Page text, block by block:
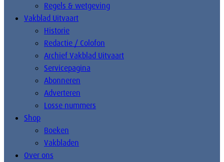
Regels & wetgeving
Vakblad Uitvaart
Historie
Redactie / Colofon
Archief Vakblad Uitvaart
Servicepagina
Abonneren
Adverteren
Losse nummers
Shop
Boeken
Vakbladen
Over ons